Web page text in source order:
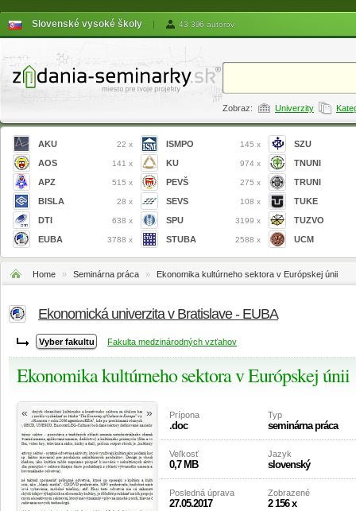
Slovenské vysoké školy | 43 396 autorov
Zobraz: Univerzity
AKU 22 x
AOS 141 x
APZ 515 x
BISLA 28 x
DTI 638 x
EUBA 3788 x
ISMPO 145 x
KU 974 x
PEVŠ 275 x
SEVS 108 x
SPU 3199 x
STUBA 2588 x
SZU
TNUNI
TRUNI
TUKE
TUZVO
UCM
Home » Seminárna práca » Ekonomika kultúrneho sektora v Európskej únii
Ekonomická univerzita v Bratislave - EUBA
Fakulta medzinárodných vzťahov
Ekonomika kultúrneho sektora v Európskej únii
« » Prípona
.doc
Typ
seminárna práca
Veľkosť
0,7 MB
Jazyk
slovenský
Posledná úprava
27.05.2017
Zobrazené
2 156 x